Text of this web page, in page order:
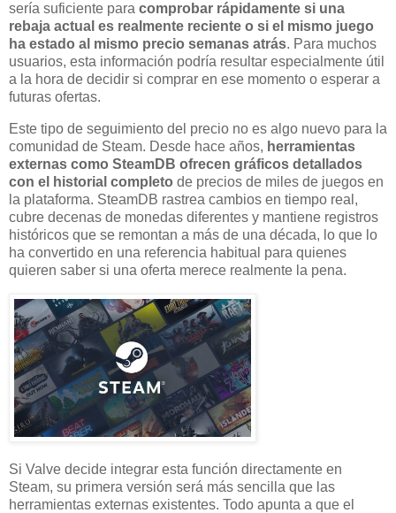
sería suficiente para comprobar rápidamente si una
rebaja actual es realmente reciente o si el mismo juego
ha estado al mismo precio semanas atrás. Para muchos
usuarios, esta información podría resultar especialmente útil
a la hora de decidir si comprar en ese momento o esperar a
futuras ofertas.
Este tipo de seguimiento del precio no es algo nuevo para la
comunidad de Steam. Desde hace años, herramientas
externas como SteamDB ofrecen gráficos detallados
con el historial completo de precios de miles de juegos en
la plataforma. SteamDB rastrea cambios en tiempo real,
cubre decenas de monedas diferentes y mantiene registros
históricos que se remontan a más de una década, lo que lo
ha convertido en una referencia habitual para quienes
quieren saber si una oferta merece realmente la pena.
Si Valve decide integrar esta función directamente en
Steam, su primera versión será más sencilla que las
herramientas externas existentes. Todo apunta a que el